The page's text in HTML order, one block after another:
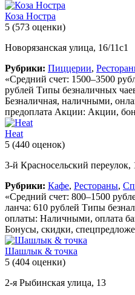
Коза Ностра
5 (573 оценки)
Новорязанская улица, 16/11с1
Рубрики: Пиццерии,
«Средний счет: 1500–3500
рублей Типы безналичных
Безналичная, наличными,
предоплата Акции: Акции,
Heat
5 (440 оценок)
3-й Красносельский переулок,
Рубрики: Кафе, Рестораны,
«Средний счет: 800–1500
ланча: 610 рублей Типы
оплаты: Наличными, оплата
Бонусы, скидки,
Шашлык & точка
5 (404 оценки)
2-я Рыбинская улица, 13